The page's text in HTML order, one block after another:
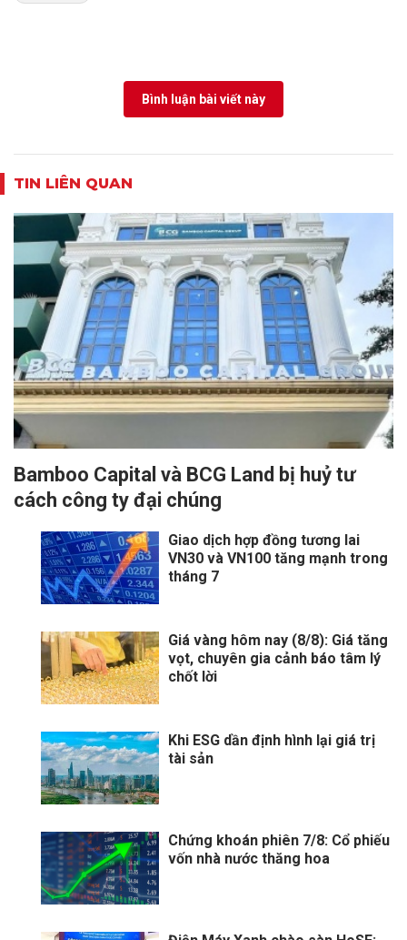
Bình luận bài viết này
TIN LIÊN QUAN
Bamboo Capital và BCG Land bị huỷ tư
cách công ty đại chúng
Giao dịch hợp đồng tương lai
VN30 và VN100 tăng mạnh trong
tháng 7
Giá vàng hôm nay (8/8): Giá tăng
vọt, chuyên gia cảnh báo tâm lý
chốt lời
Khi ESG dần định hình lại giá trị
tài sản
Chứng khoán phiên 7/8: Cổ phiếu
vốn nhà nước thăng hoa